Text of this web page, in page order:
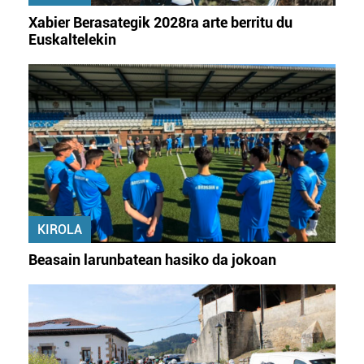
Xabier Berasategik 2028ra arte berritu du
Euskaltelekin
KIROLA
Beasain larunbatean hasiko da jokoan